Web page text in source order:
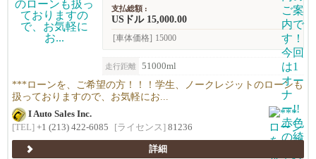
支払総額 :
USドル 15,000.00
[車体価格] 15000
走行距離 51000ml
***ローンを、ご希望の方！！！学生、ノークレジットのローンも
扱っておりますので、お気軽にお...
I Auto Sales Inc.
[TEL] +1 (213) 422-6085 [ライセンス] 81236
詳細